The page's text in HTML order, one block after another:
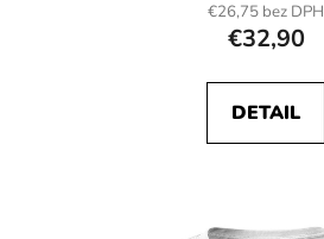
€26,75 bez DPH
€32,90
DETAIL